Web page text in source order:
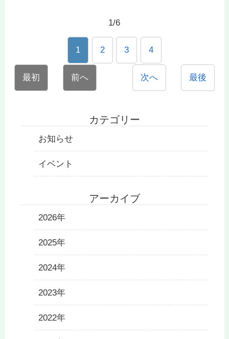
1/6
最初 前へ
1 2 3 4
次へ 最後
カテゴリー
お知らせ
イベント
アーカイブ
2026年
2025年
2024年
2023年
2022年